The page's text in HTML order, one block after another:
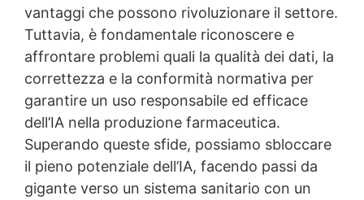
vantaggi che possono rivoluzionare il settore.
Tuttavia, è fondamentale riconoscere e
affrontare problemi quali la qualità dei dati, la
correttezza e la conformità normativa per
garantire un uso responsabile ed efficace
dell’IA nella produzione farmaceutica.
Superando queste sfide, possiamo sbloccare
il pieno potenziale dell’IA, facendo passi da
gigante verso un sistema sanitario con un